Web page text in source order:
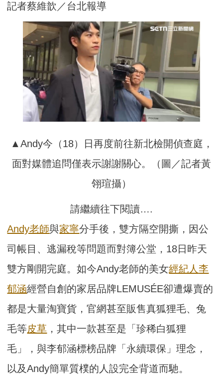
記者蔡維歆／台北報導
▲Andy今（18）日再度前往新北檢開偵查庭，
面對媒體追問僅表示謝謝關心。（圖／記者黃
翎瑄攝）
請繼續往下閱讀….
Andy老師與家寧分手後，雙方隔空開撕，因公
司帳目、逃漏稅等問題而對簿公堂，18日昨天
雙方剛開完庭。如今Andy老師的美女經紀人李
郁涵經營自創的家居品牌LEMUSÉE卻遭爆賣的
都是大量淘寶貨，官網甚至販售真狐狸毛、兔
毛等皮草 ，其中一款甚至是「珍稀白狐狸
毛」，與李郁涵標榜品牌「永續環保」理念，
以及Andy簡單質樸的人設完全背道而馳。